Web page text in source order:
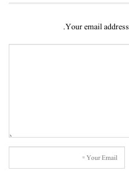
Your email